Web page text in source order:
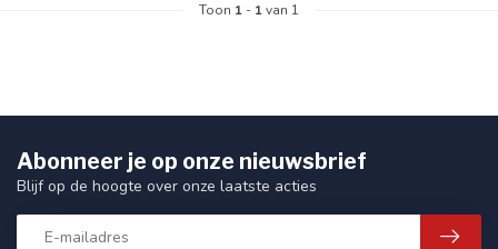
Toon 1 - 1van 1
Abonneer je op onze nieuwsbrief
Blijf op de hoogte over onze laatste acties